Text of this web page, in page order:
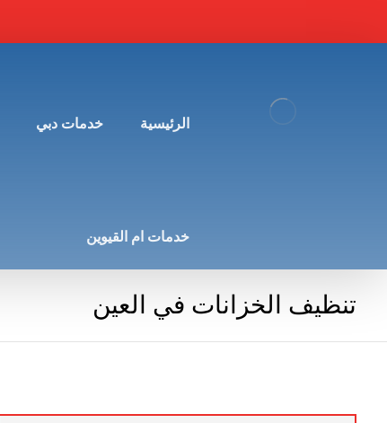
الرئيسية خدمات دبي
خدمات ام القيوين
تنظيف الخزانات في العين